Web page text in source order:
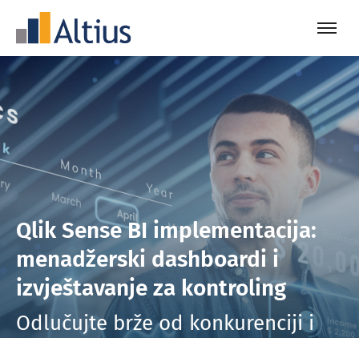
Qlik Sense BI implementacija:
menadžerski dashboardi i
izvještavanje za kontroling
Odlučujte brže od konkurenciji i